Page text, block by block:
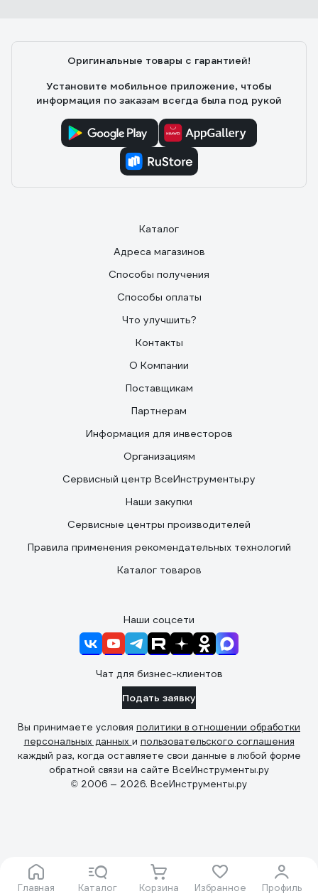
Главная Каталог Корзина Избранное Профиль
Оригинальные товары с гарантией!
Установите мобильное приложение, чтобы
информация по заказам всегда была под рукой
Каталог
Адреса магазинов
Способы получения
Способы оплаты
Что улучшить?
Контакты
О Компании
Поставщикам
Партнерам
Информация для инвесторов
Организациям
Сервисный центр ВсеИнструменты.ру
Наши закупки
Сервисные центры производителей
Правила применения рекомендательных технологий
Каталог товаров
Наши соцсети
Чат для бизнес-клиентов
Подать заявку
Вы принимаете условия политики в отношении обработки
персональных данных и пользовательского соглашения
каждый раз, когда оставляете свои данные в любой форме
обратной связи на сайте ВсеИнструменты.ру
© 2006 — 2026. ВсеИнструменты.ру